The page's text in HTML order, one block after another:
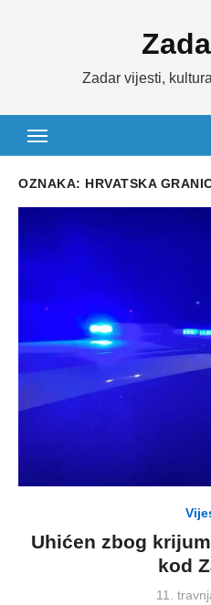
Zadar vijesti,
OZNAKA: HRVATSKA
Uhićen zbog
kod
Posted
11.